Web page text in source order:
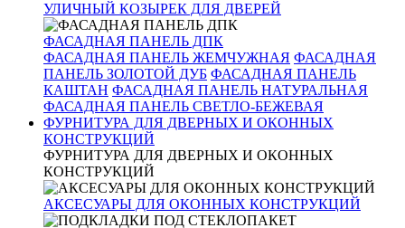
УЛИЧНЫЙ КОЗЫРЕК ДЛЯ ДВЕРЕЙ
ФАСАДНАЯ ПАНЕЛЬ ДПК
ФАСАДНАЯ ПАНЕЛЬ ЖЕМЧУЖНАЯ ФАСАДНАЯ
ПАНЕЛЬ ЗОЛОТОЙ ДУБ ФАСАДНАЯ ПАНЕЛЬ
КАШТАН ФАСАДНАЯ ПАНЕЛЬ НАТУРАЛЬНАЯ
ФАСАДНАЯ ПАНЕЛЬ СВЕТЛО-БЕЖЕВАЯ
ФУРНИТУРА ДЛЯ ДВЕРНЫХ И ОКОННЫХ
КОНСТРУКЦИЙ
ФУРНИТУРА ДЛЯ ДВЕРНЫХ И ОКОННЫХ
КОНСТРУКЦИЙ
АКСЕСУАРЫ ДЛЯ ОКОННЫХ КОНСТРУКЦИЙ